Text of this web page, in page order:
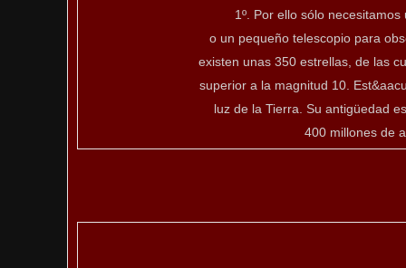
1º. Por ello sólo
o un pequeño telescopio para
existen unas 350 estrellas, de las
superior a la magnitud 10.
luz de la Tierra. Su antigüedad
400 millones de